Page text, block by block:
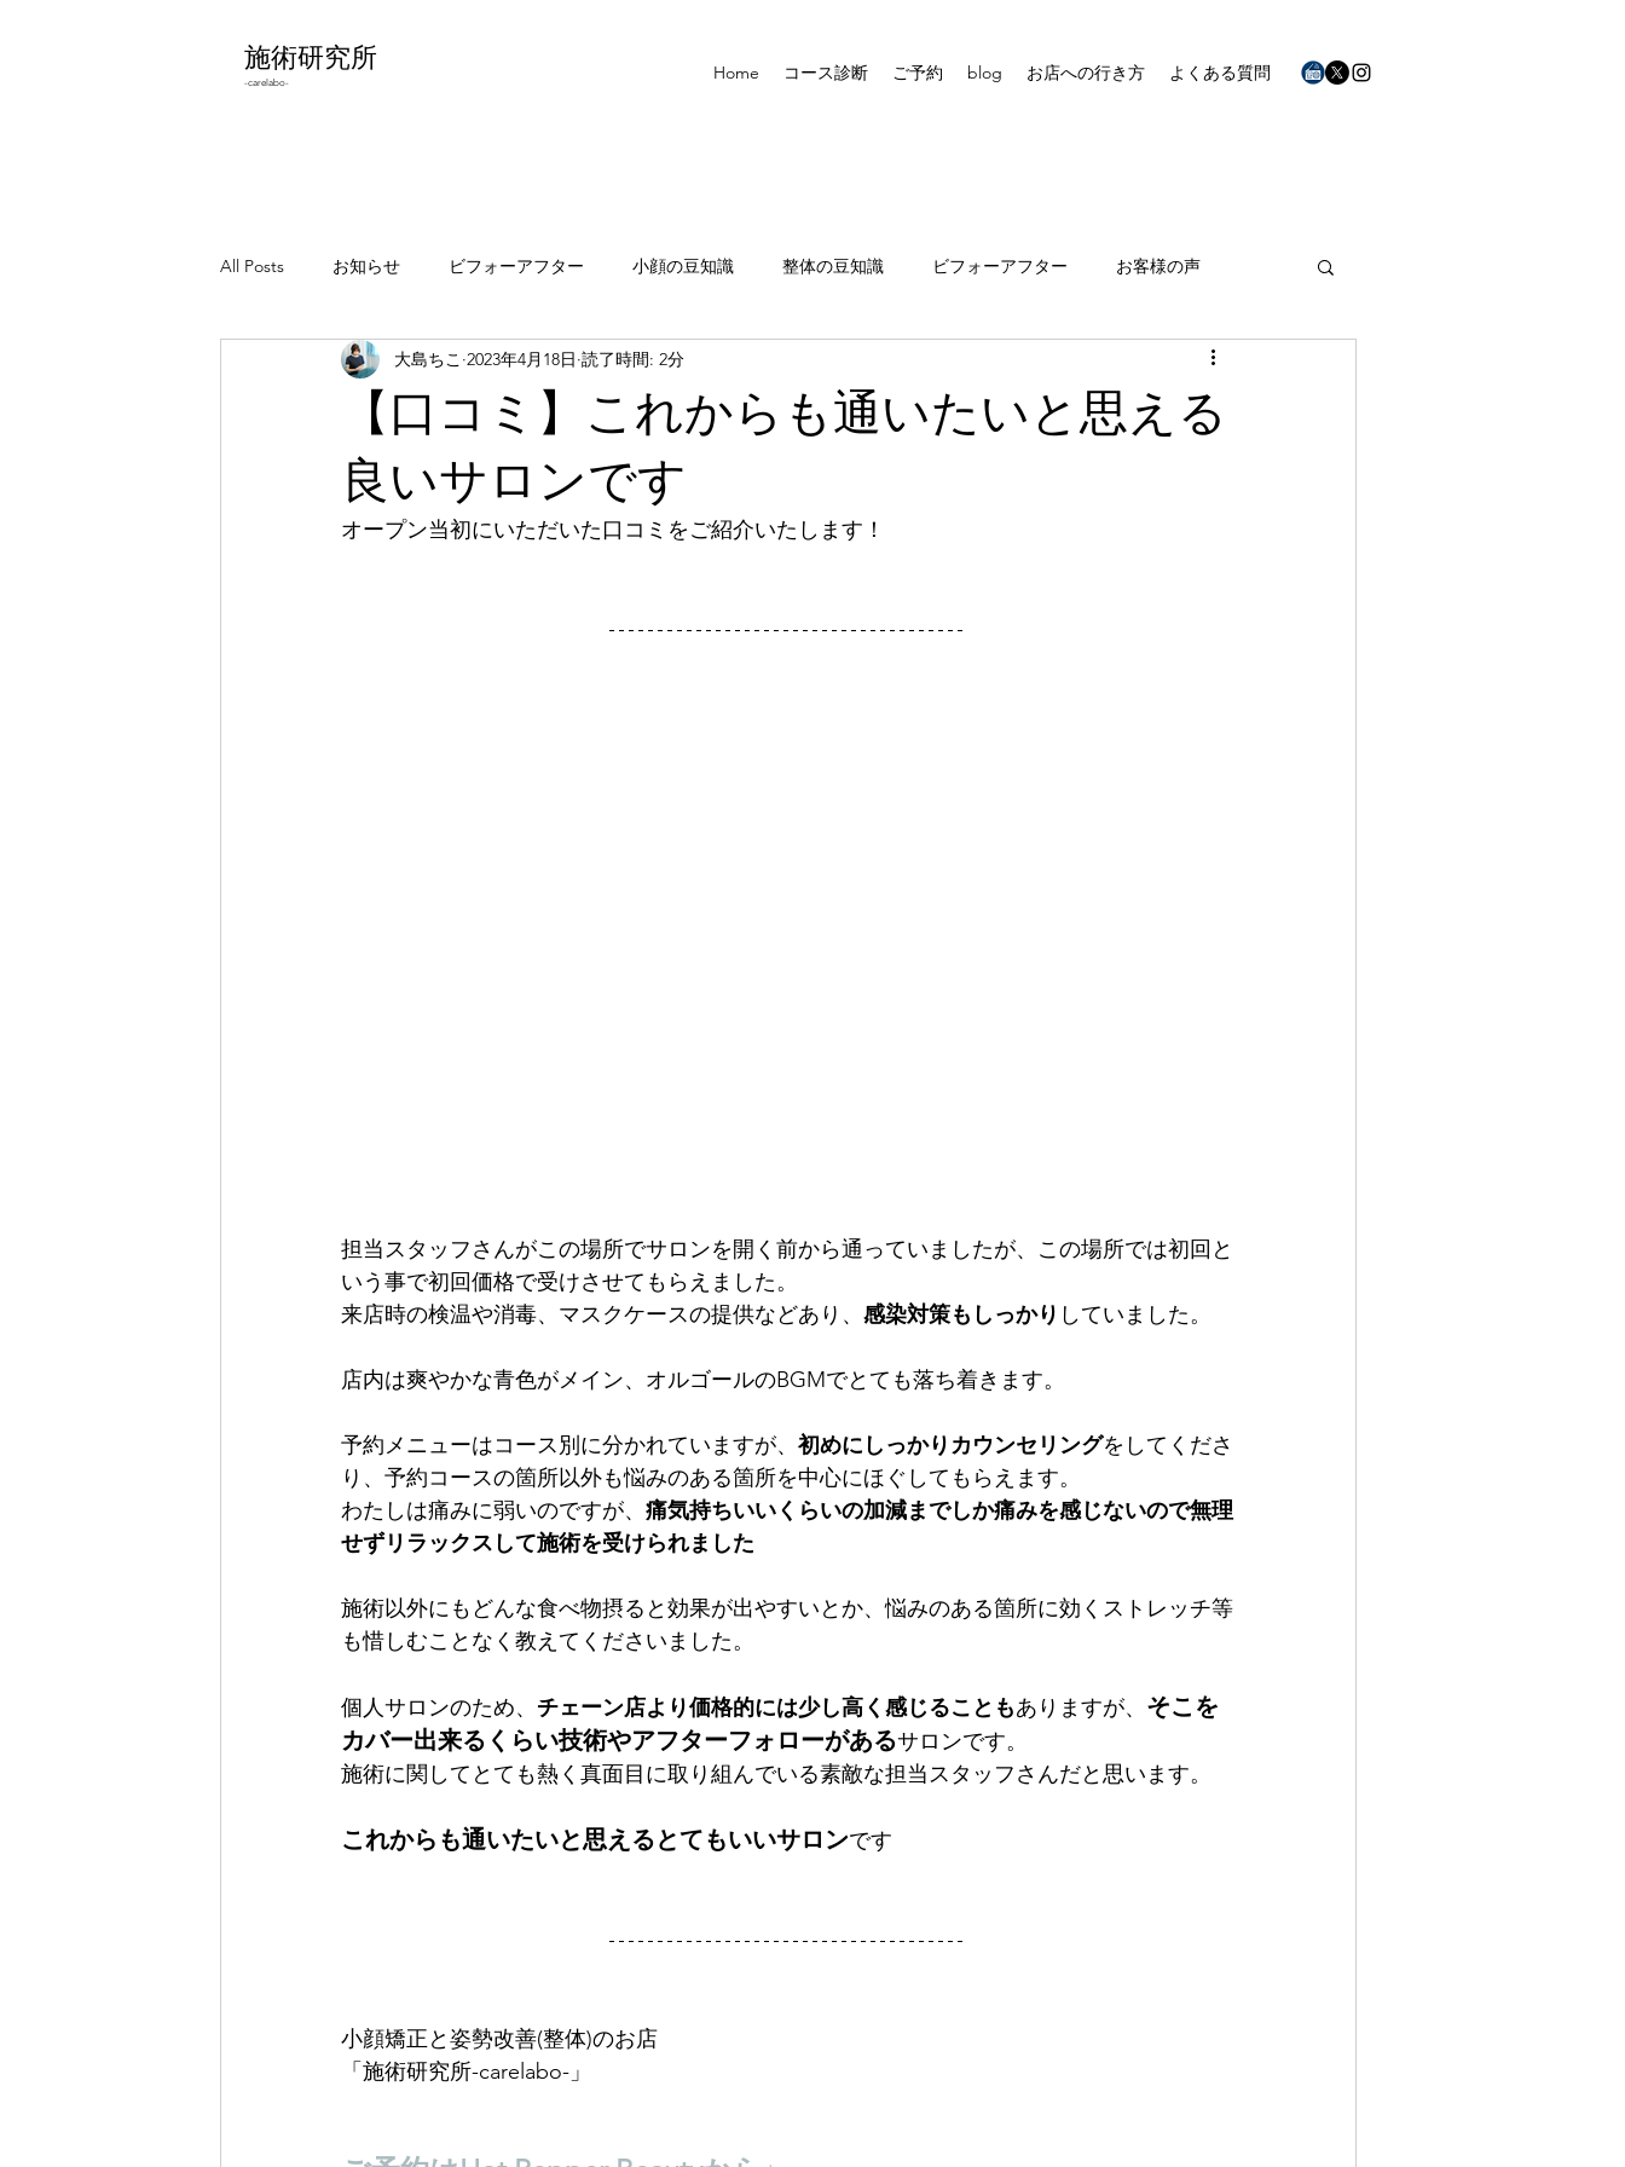
施術研究所
-carelabo- Home コース診断 ご予約 blog お店への行き方 よくある質問
All Posts お知らせ ビフォーアフター 小顔の豆知識 整体の豆知識 ビフォーアフター お客様の声
わりとどうでもいいこと エラ張りについて
【口コミ】これからも通いたいと思える
良いサロンです
大島ちこ 2023年4月18日 読了時間: 2分
オープン当初にいただいた口コミをご紹介いたします！
担当スタッフさんがこの場所でサロンを開く前から通っていましたが、この場所では初回と
いう事で初回価格で受けさせてもらえました。
来店時の検温や消毒、マスクケースの提供などあり、 感染対策もしっかり していました。
店内は爽やかな青色がメイン、オルゴールのBGMでとても落ち着きます。
予約メニューはコース別に分かれていますが、 初めにしっかりカウンセリングをしてくださ
り、予約コースの箇所以外も悩みのある箇所を中心にほぐしてもらえます。
わたしは痛みに弱いのですが、 痛気持ちいいくらいの加減までしか痛みを感じないので無理
せずリラックスして施術を受けられました
施術以外にもどんな食べ物摂ると効果が出やすいとか、悩みのある箇所に効くストレッチ等
も惜しむことなく教えてくださいました。
個人サロンのため、 チェーン店より価格的には少し高く感じることもありますが、 そこを
カバー出来るくらい技術やアフターフォローがあるサロンです。
施術に関してとても熱く真面目に取り組んでいる素敵な担当スタッフさんだと思います。
これからも通いたいと思えるとてもいいサロンです
小顔矯正と姿勢改善(整体)のお店
「施術研究所-carelabo-」